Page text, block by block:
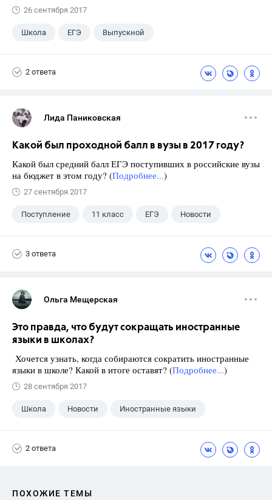
26 сентября 2017
Школа ЕГЭ Выпускной
2 ответа
Лида Паниковская
Какой был проходной балл в вузы в 2017 году?
Какой был средний балл ЕГЭ поступивших в российские вузы
на бюджет в этом году? (Подробнее...)
27 сентября 2017
Поступление 11 класс ЕГЭ Новости
3 ответа
Ольга Мещерская
Это правда, что будут сокращать иностранные
языки в школах?
Хочется узнать, когда собираются сократить иностранные
языки в школе? Какой в итоге оставят? (Подробнее...)
28 сентября 2017
Школа Новости Иностранные языки
2 ответа
ПОХОЖИЕ ТЕМЫ